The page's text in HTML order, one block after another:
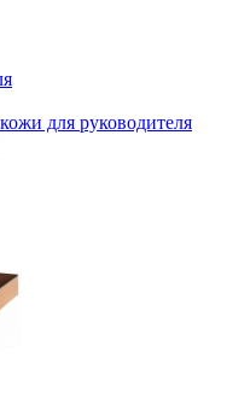
для руководителя